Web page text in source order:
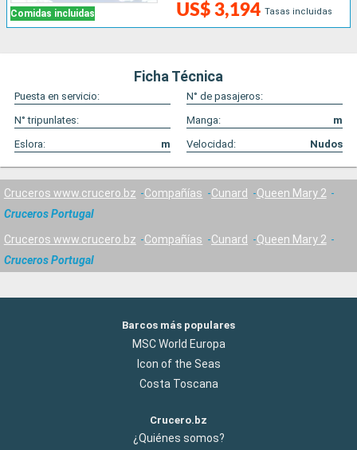
Comidas incluidas US$ 3,194 Tasas incluidas
Ficha Técnica
Puesta en servicio:
N° de pasajeros:
N° tripunlates:
Manga:
m
Eslora:
m Velocidad: Nudos
Cruceros www.crucero.bz Compañías Cunard
Queen Mary 2
Cruceros Portugal
Cruceros www.crucero.bz Compañías Cunard
Queen Mary 2
Cruceros Portugal
Barcos más populares
MSC World Europa
Icon of the Seas
Costa Toscana
Crucero.bz
¿Quiénes somos?